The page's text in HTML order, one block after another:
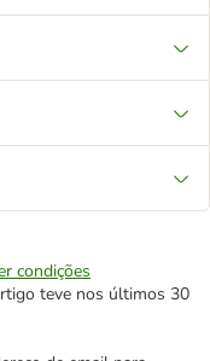
condições
teve nos últimos 30